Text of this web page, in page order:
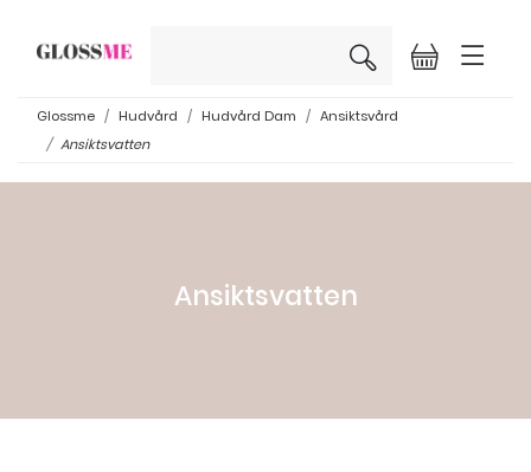
×
Glossme Hudvård Hudvård Dam
Ansiktsvård
Ansiktsvatten
Ansiktsvatten